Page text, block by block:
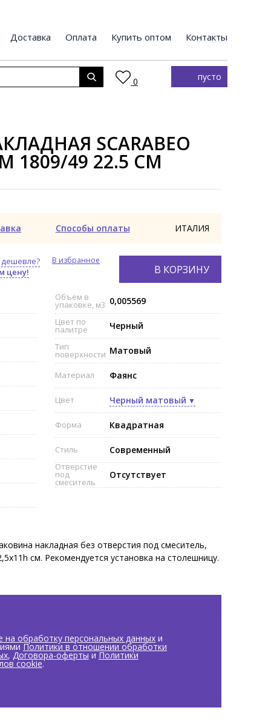
Доставка Оплата Купить оптом Контакты
0 пусто
SCARABEO
1809/49 22.5 СМ
Способы оплаты ИТАЛИЯ
цену!
В избранное
В КОРЗИНУ
Объем в
упаковке, м3 0,005569
Цвет по
палитре Черный
Тип
поверхности Матовый
Материал Фаянс
Цвет Черный матовый
Форма Квадратная
Стиль Современный
Отверстие
под
смеситель
Отсутствует
накладная без отверстия под смеситель,
см. Рекомендуется установка на столешницу.
на обработку персональных данныхи
Политики в отношении обработки
, Договора-оферты и Политики
cookie.